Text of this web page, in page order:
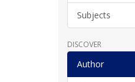
Subjects
DISCOVER
Author